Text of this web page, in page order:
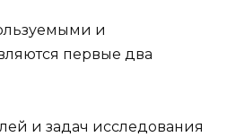
и
первые два
и задач исследования